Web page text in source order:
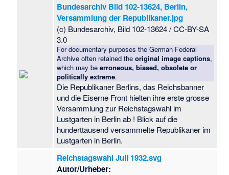
Bundesarchiv Bild 102-13624, Berlin,
Versammlung der Republikaner.jpg
(c) Bundesarchiv, Bild 102-13624 / CC-BY-SA
3.0
For documentary purposes the German Federal
Archive often retained theoriginal image captions,
which may beerroneous, biased, obsolete or
politically extreme.
Die Republikaner Berlins, das Reichsbanner
und die Eiserne Front hielten ihre erste grosse
Versammlung zur Reichstagswahl im
Lustgarten in Berlin ab ! Blick auf die
hunderttausend versammelte Republikaner im
Lustgarten in Berlin.
Reichstagswahl Juli 1932.svg
Autor/Urheber: